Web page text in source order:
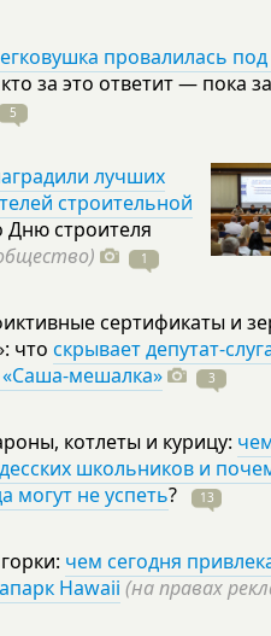
провалилась
за это ответит — пока
5
лучших
строительной
Дню строителя
1
сертификаты и
что скрывает депутат-
мешалка»
3
котлеты и курицу:
школьников и
могут не успеть? 13
чем сегодня
Hawaii (на правах